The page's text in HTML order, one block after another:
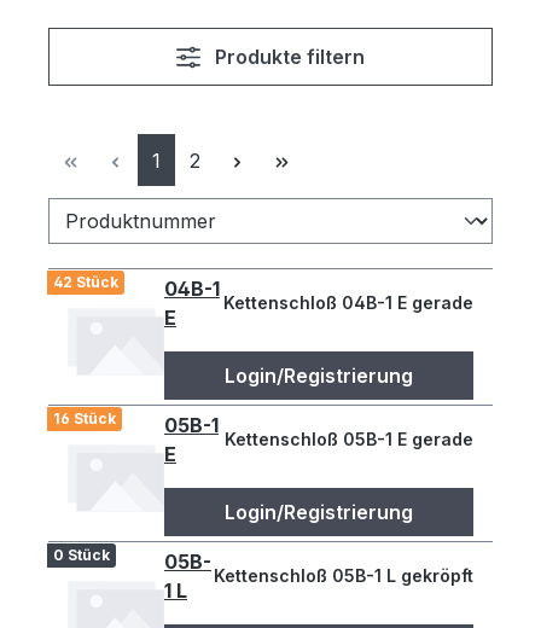
Produkte filtern
Seite
1 Seite
2
42 Stück
04B-1
E
Kettenschloß 04B-1 E gerade
Login/Registrierung
16 Stück
05B-1
E
Kettenschloß 05B-1 E gerade
Login/Registrierung
0 Stück
05B-
1 L
Kettenschloß 05B-1 L gekröpft